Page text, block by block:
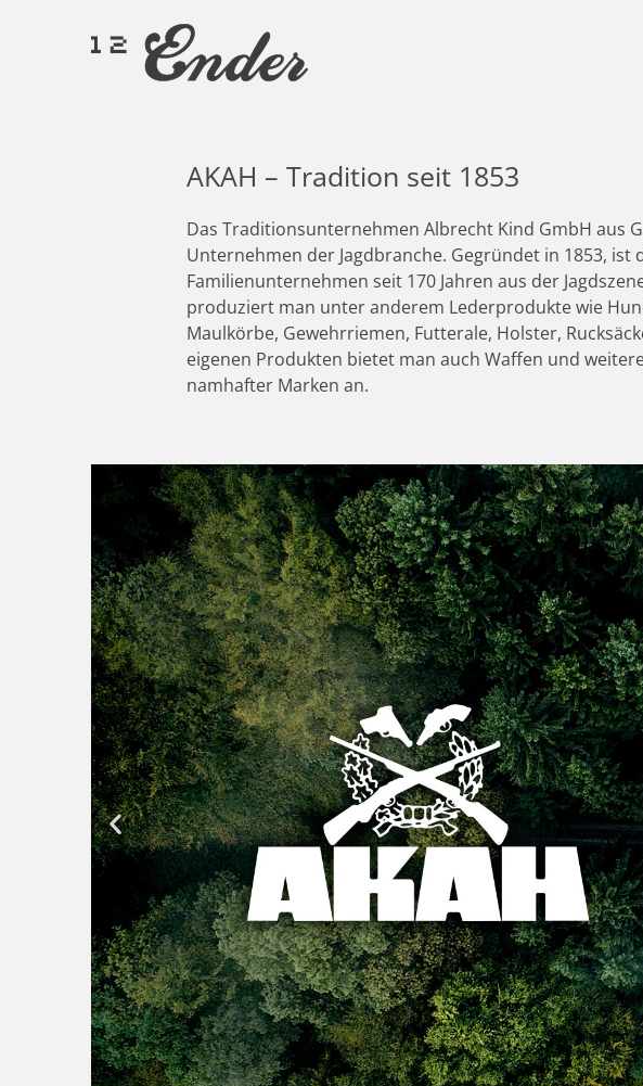
AKAH – Tradition seit 1853
Das Traditionsunternehmen Albrecht Kind GmbH aus
Unternehmen der Jagdbranche. Gegründet in 1853, ist
Familienunternehmen seit 170 Jahren aus der
produziert man unter anderem Lederprodukte wie
Maulkörbe, Gewehrriemen, Futterale, Holster,
eigenen Produkten bietet man auch Waffen und
namhafter Marken an.